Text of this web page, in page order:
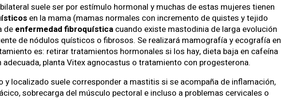
suele ser por estímulo hormonal y muchas de estas mujeres tienen
en la mama (mamas normales con incremento de quistes y tejido
de enfermedad fibroquística cuando existe mastodinia de larga evolución
de nódulos quísticos o fibrosos. Se realizará mamografía y ecografía en
es: retirar tratamientos hormonales si los hay, dieta baja en cafeína
adecuada, planta Vitex agnocastus o tratamiento con progesterona.
y localizado suele corresponder a mastitis si se acompaña de inflamación,
sobrecarga del músculo pectoral e incluso a problemas cervicales o